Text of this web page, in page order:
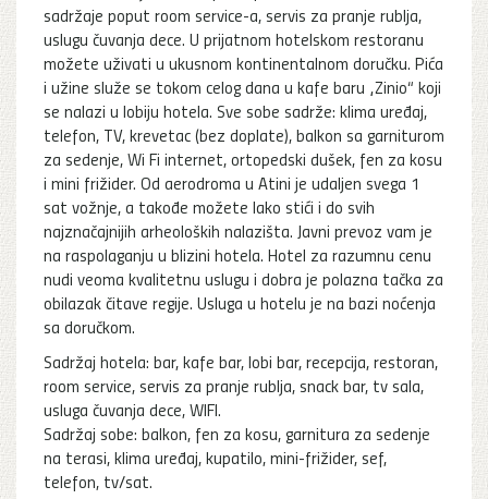
sadržaje poput room service-a, servis za pranje rublja,
uslugu čuvanja dece. U prijatnom hotelskom restoranu
možete uživati u ukusnom kontinentalnom doručku. Pića
i užine služe se tokom celog dana u kafe baru „Zinio“ koji
se nalazi u lobiju hotela. Sve sobe sadrže: klima uređaj,
telefon, TV, krevetac (bez doplate), balkon sa garniturom
za sedenje, Wi Fi internet, ortopedski dušek, fen za kosu
i mini frižider. Od aerodroma u Atini je udaljen svega 1
sat vožnje, a takođe možete lako stići i do svih
najznačajnijih arheoloških nalazišta. Javni prevoz vam je
na raspolaganju u blizini hotela. Hotel za razumnu cenu
nudi veoma kvalitetnu uslugu i dobra je polazna tačka za
obilazak čitave regije. Usluga u hotelu je na bazi noćenja
sa doručkom.
Sadržaj hotela: bar, kafe bar, lobi bar, recepcija, restoran,
room service, servis za pranje rublja, snack bar, tv sala,
usluga čuvanja dece, WIFI.
Sadržaj sobe: balkon, fen za kosu, garnitura za sedenje
na terasi, klima uređaj, kupatilo, mini-frižider, sef,
telefon, tv/sat.